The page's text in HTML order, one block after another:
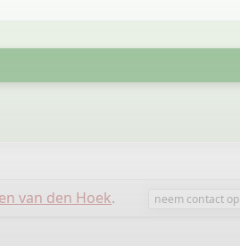
van den Hoek. neem contact op